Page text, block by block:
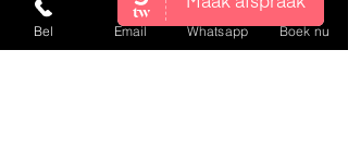
⏳ Duur: 4 uur
📍 Locatie: Hadleystraat 7a
Bel Email Whatsapp Boek nu